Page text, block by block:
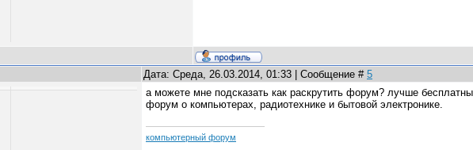
Дата: Среда, 26.03.2014, 01:33 | Сообщение # 5
а можете мне подсказать как раскрутить форум? лучше
форум о компьютерах, радиотехнике и бытовой электронике.
компьютерный форум